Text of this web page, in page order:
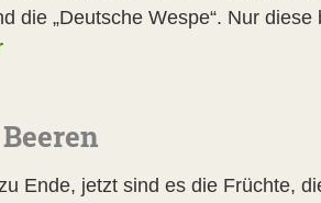
die „Deutsche Wespe“. Nur
Ende, jetzt sind es die Früchte,